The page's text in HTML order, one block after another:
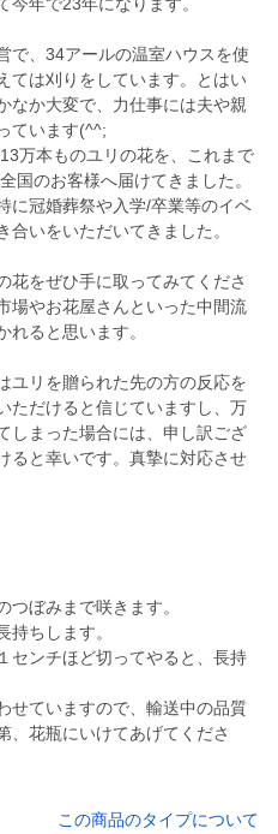
で、34アールの温室ハウスを使
ては刈りをしています。とはい
なか大変で、力仕事には夫や親
ています(^^;
万本ものユリの花を、これまで
国のお客様へ届けてきました。
に冠婚葬祭や入学/卒業等のイベ
合いをいただいてきました。
花をぜひ手に取ってみてくださ
場やお花屋さんといった中間流
ると思います。
ユリを贈られた先の方の反応を
ただけると信じていますし、万
しまった場合には、申し訳ござ
ると幸いです。真摯に対応させ
つぼみまで咲きます。
持ちします。
センチほど切ってやると、長持
せていますので、輸送中の品質
、花瓶にいけてあげてくださ
この商品のタイプについて